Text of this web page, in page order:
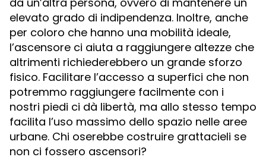
elevato grado di indipendenza. Inoltre, anche
per coloro che hanno una mobilità ideale,
l’ascensore ci aiuta a raggiungere altezze che
altrimenti richiederebbero un grande sforzo
fisico. Facilitare l’accesso a superfici che non
potremmo raggiungere facilmente con i
nostri piedi ci dà libertà, ma allo stesso tempo
facilita l’uso massimo dello spazio nelle aree
urbane. Chi oserebbe costruire grattacieli se
non ci fossero ascensori?